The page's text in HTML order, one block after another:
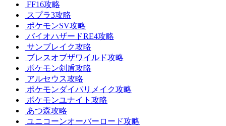
FF16攻略
スプラ3攻略
ポケモンSV攻略
バイオハザードRE4攻略
サンブレイク攻略
ブレスオブザワイルド攻略
ポケモン剣盾攻略
アルセウス攻略
ポケモンダイパリメイク攻略
ポケモンユナイト攻略
あつ森攻略
ユニコーンオーバーロード攻略